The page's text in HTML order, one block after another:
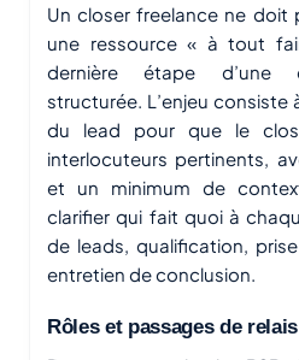
Un closer freelance ne doit
une ressource « à tout
dernière étape d’une
structurée. L’enjeu consiste
du lead pour que le
interlocuteurs pertinents,
et un minimum de
clarifier qui fait quoi à
de leads, qualification,
entretien de conclusion.
Rôles et passages de